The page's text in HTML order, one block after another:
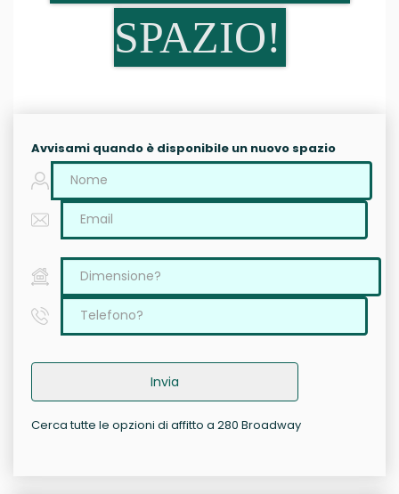
SPAZIO!
Avvisami quando è disponibile un nuovo spazio
Invia
Cerca tutte le opzioni di affitto a 280 Broadway